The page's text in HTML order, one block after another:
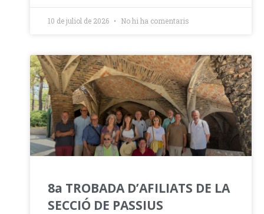
10 de juliol de 2026 No hi ha comentaris
8a TROBADA D’AFILIATS DE LA
SECCIÓ DE PASSIUS